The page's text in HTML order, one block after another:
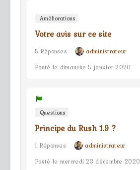
Améliorations
Votre avis sur ce site
5 Réponses
administrateur
Posté le dimanche 5 janvier 2020
Questions
Principe du Rush 1.9 ?
1 Réponses
administrateur
Posté le mercredi 23 décembre 2020